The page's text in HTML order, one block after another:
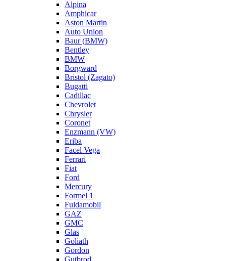
Alpina
Amphicar
Aston Martin
Auto Union
Baur (BMW)
Bentley
BMW
Borgward
Bristol (Zagato)
Bugatti
Cadillac
Chevrolet
Chrysler
Coronet
Enzmann (VW)
Eriba
Facel Vega
Ferrari
Fiat
Ford
Mercury
Formel 1
Fuldamobil
GAZ
GMC
Glas
Goliath
Gordon
Gutbrod